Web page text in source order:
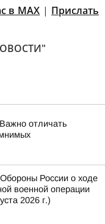
в MAX | Прислать
отличать
России о ходе
военной операции
2026 г.)